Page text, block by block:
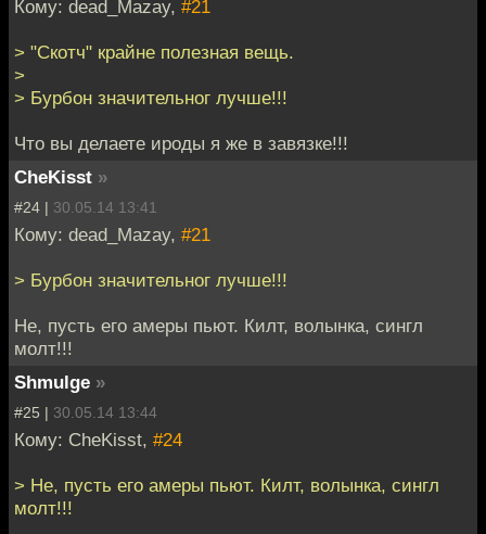
Кому: dead_Mazay, #21
> "Скотч" крайне полезная вещь.
>
> Бурбон значительног лучше!!!
Что вы делаете ироды я же в завязке!!!
CheKisst »
#24 | 30.05.14 13:41
Кому: dead_Mazay, #21
> Бурбон значительног лучше!!!
Не, пусть его амеры пьют. Килт, волынка, сингл
молт!!!
Shmulge »
#25 | 30.05.14 13:44
Кому: CheKisst, #24
> Не, пусть его амеры пьют. Килт, волынка, сингл
молт!!!